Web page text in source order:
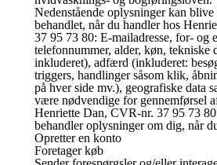
Nedenstående oplysninger kan
behandlet, når du handler hos
37 95 73 80: E-mailadresse, for- og
telefonnummer, alder, køn, tekniske
inkluderet), adfærd (inkluderet:
triggers, handlinger såsom klik,
på hver side mv.), geografiske data
være nødvendige for gennemførsel
Henriette Dan, CVR-nr. 37 95 73
behandler oplysninger om dig, når
Opretter en konto
Foretager køb